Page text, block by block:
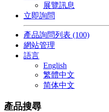
展覽訊息
立即詢問
產品詢問列表 (100)
網站管理
語言
English
繁體中文
简体中文
產品搜尋